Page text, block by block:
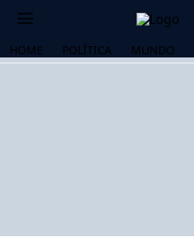
HOME POLÍTICA MUNDO